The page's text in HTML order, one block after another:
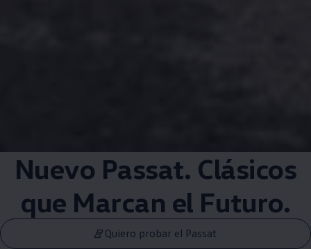
Nuevo Passat. Clásicos
que Marcan el Futuro.
Quiero probar el Passat